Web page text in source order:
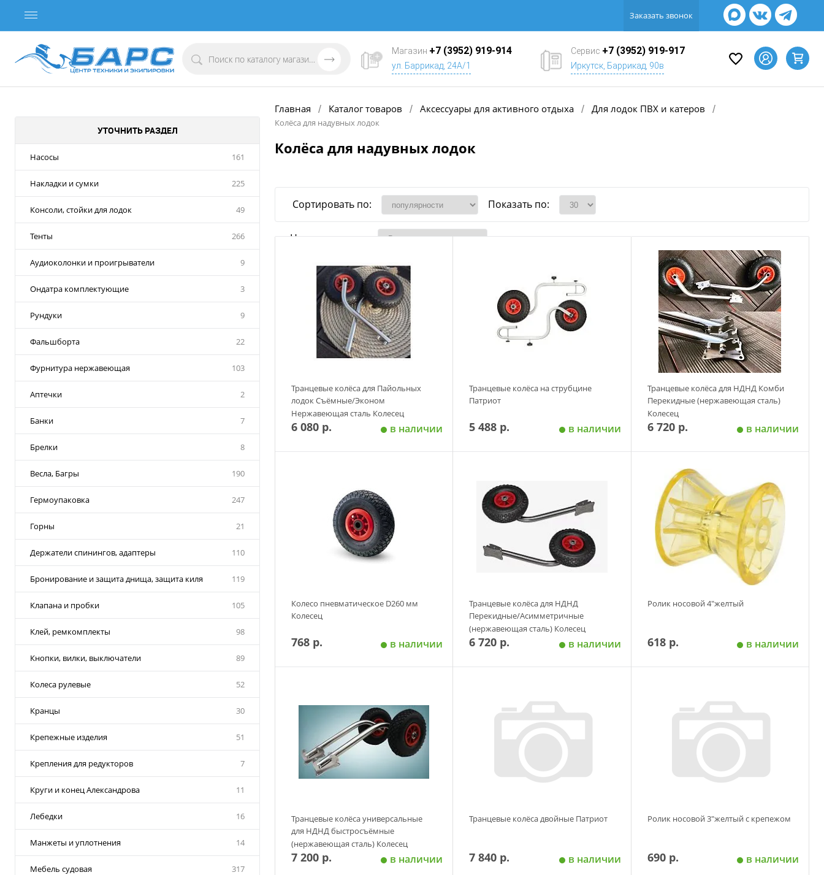
Заказать звонок
Магазин +7 (3952) 919-914
ул. Баррикад, 24А/1
Сервис +7 (3952) 919-917
Иркутск, Баррикад, 90в
УТОЧНИТЬ РАЗДЕЛ
Насосы 161
Накладки и сумки 225
Консоли, стойки для лодок 49
Тенты 266
Аудиоколонки и проигрыватели 9
Ондатра комплектующие 3
Рундуки 9
Фальшборта 22
Фурнитура нержавеющая 103
Аптечки 2
Банки 7
Брелки 8
Весла, Багры 190
Гермоупаковка 247
Горны 21
Держатели спинингов, адаптеры 110
Бронирование и защита днища, защита киля 119
Клапана и пробки 105
Клей, ремкомплекты 98
Кнопки, вилки, выключатели 89
Колеса рулевые 52
Кранцы 30
Крепежные изделия 51
Крепления для редукторов 7
Круги и конец Александрова 11
Лебедки 16
Манжеты и уплотнения 14
Мебель судовая 317
Главная / Каталог товаров / Аксессуары для активного отдыха / Для лодок ПВХ и катеров /
Колёса для надувных лодок
Колёса для надувных лодок
Сортировать по: Показать по:
Наличие товара
Транцевые колёса для Пайольных
лодок Съёмные/Эконом
Нержавеющая сталь Колесец
6 080 р. в наличии
Транцевые колёса на струбцине
Патриот
5 488 р. в наличии
Транцевые колёса для НДНД Комби
Перекидные (нержавеющая сталь)
Колесец
6 720 р. в наличии
Добавить в корзину
Колесо пневматическое D260 мм
Колесец
768 р. в наличии
Транцевые колёса для НДНД
Перекидные/Асимметричные
(нержавеющая сталь) Колесец
6 720 р. в наличии
Ролик носовой 4"желтый
618 р. в наличии
Транцевые колёса универсальные
для НДНД быстросъёмные
(нержавеющая сталь) Колесец
7 200 р. в наличии
Транцевые колёса двойные Патриот
7 840 р. в наличии
Ролик носовой 3"желтый с крепежом
690 р. в наличии